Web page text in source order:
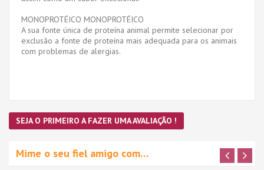
MONOPROTÉICO MONOPROTÉICO
A sua fonte única de proteína animal permite selecionar por
exclusão a fonte de proteína mais adequada para os animais
com problemas de alergias.
SEJA O PRIMEIRO A FAZER UMA AVALIAÇÃO !
Mime o seu fiel amigo com…